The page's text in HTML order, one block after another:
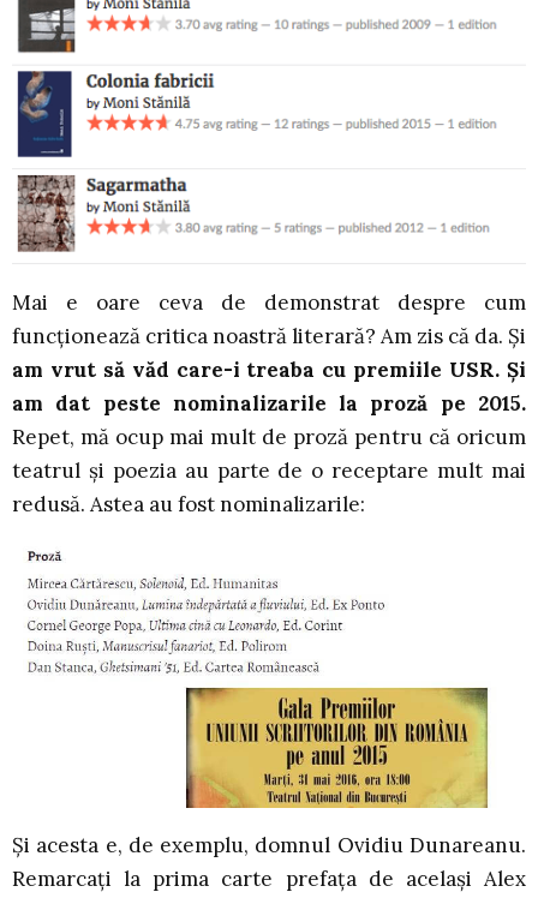
Mai e oare ceva de demonstrat despre cum
funcționează critica noastră literară? Am zis că da. Și
am vrut să văd care-i treaba cu premiile USR. Și
am dat peste nominalizarile la proză pe 2015.
Repet, mă ocup mai mult de proză pentru că oricum
teatrul și poezia au parte de o receptare mult mai
redusă. Astea au fost nominalizarile:
Și acesta e, de exemplu, domnul Ovidiu Dunareanu.
Remarcați la prima carte prefața de același Alex